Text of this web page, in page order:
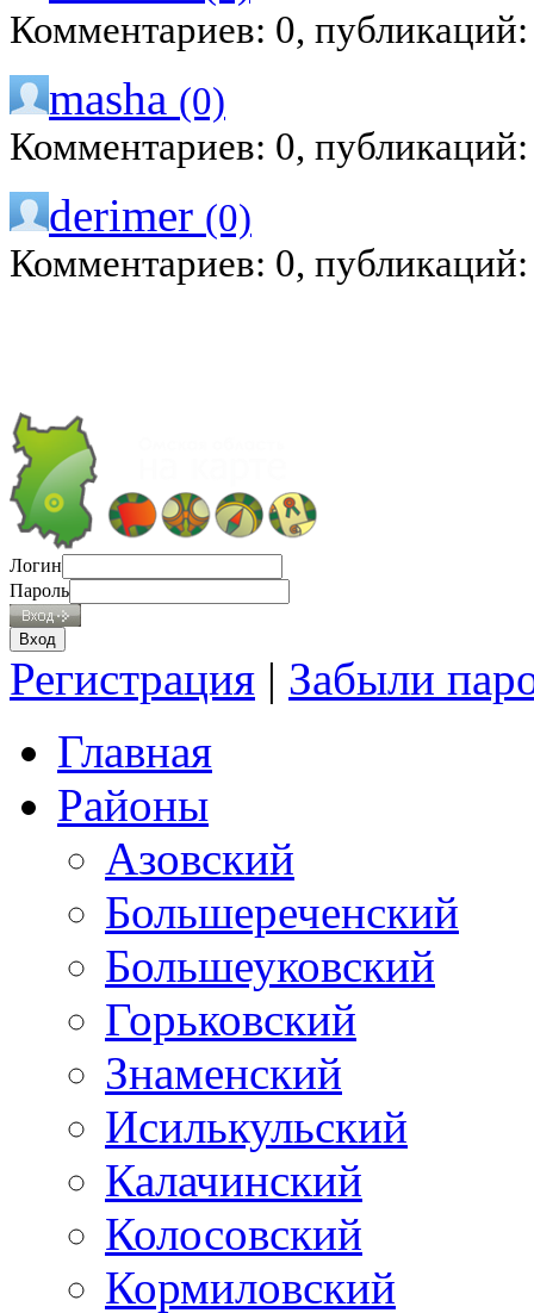
Комментариев: 0,
masha (0)
Комментариев: 0,
derimer (0)
Комментариев: 0,
Логин
Пароль
Регистрация | Забыли
Главная
Районы
Азовский
Большереченский
Большеуковский
Горьковский
Знаменский
Исилькульский
Калачинский
Колосовский
Кормиловский